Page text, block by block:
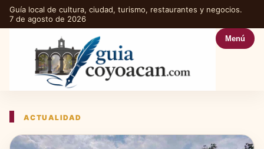
Guía local de cultura, ciudad, turismo, restaurantes y negocios.
7 de agosto de 2026
Menú
ACTUALIDAD